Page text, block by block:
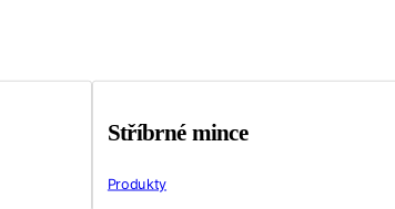
Stříbrné mince
Produkty